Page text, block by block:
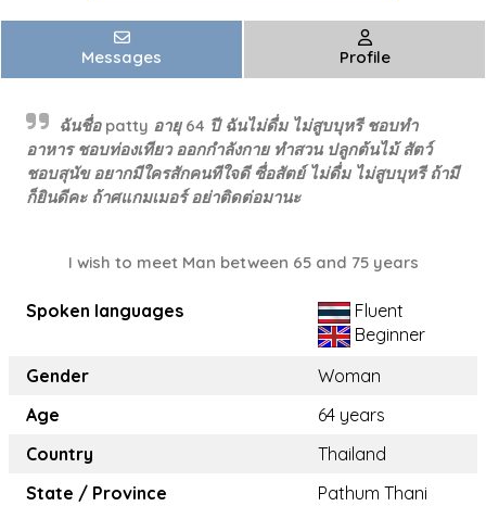
Messages Profile
ฉันชื่อ patty อายุ 64 ปี ฉันไม่ดื่ม ไม่สูบบุหรี ชอบทำ
อาหาร ชอบท่องเทียว ออกกำลังกาย ทำสวน ปลูกต้นไม้ สัตว์
ชอบสุนัข อยากมีใครสักคนทีใจดี ซื่อสัตย์ ไม่ดื่ม ไม่สูบบุหรี ถ้ามี
ก็ยินดีคะ ถ้าศแกมเมอร์ อย่าติดต่อมานะ
I wish to meet Man between 65 and 75 years
Spoken languages
Fluent
Beginner
Gender
Woman
Age
64 years
Country
Thailand
State / Province
Pathum Thani